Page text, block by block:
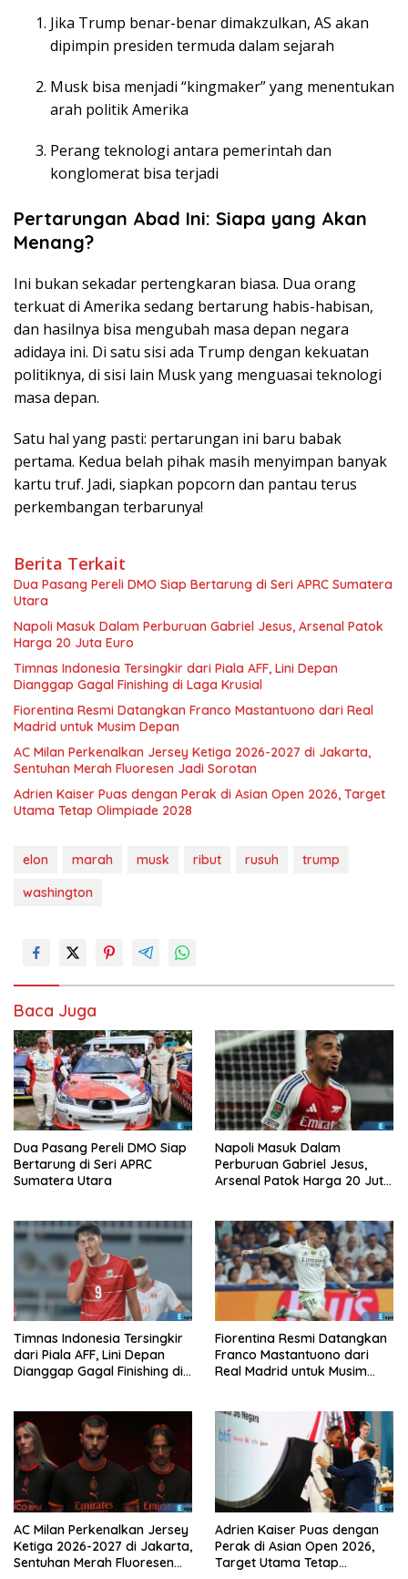
Jika Trump benar-benar dimakzulkan, AS akan
dipimpin presiden termuda dalam sejarah
Musk bisa menjadi “kingmaker” yang menentukan
arah politik Amerika
Perang teknologi antara pemerintah dan
konglomerat bisa terjadi
Pertarungan Abad Ini: Siapa yang Akan
Menang?
Ini bukan sekadar pertengkaran biasa. Dua orang
terkuat di Amerika sedang bertarung habis-habisan,
dan hasilnya bisa mengubah masa depan negara
adidaya ini. Di satu sisi ada Trump dengan kekuatan
politiknya, di sisi lain Musk yang menguasai teknologi
masa depan.
Satu hal yang pasti: pertarungan ini baru babak
pertama. Kedua belah pihak masih menyimpan banyak
kartu truf. Jadi, siapkan popcorn dan pantau terus
perkembangan terbarunya!
Berita Terkait
Dua Pasang Pereli DMO Siap Bertarung di Seri APRC Sumatera
Utara
Napoli Masuk Dalam Perburuan Gabriel Jesus, Arsenal Patok
Harga 20 Juta Euro
Timnas Indonesia Tersingkir dari Piala AFF, Lini Depan
Dianggap Gagal Finishing di Laga Krusial
Fiorentina Resmi Datangkan Franco Mastantuono dari Real
Madrid untuk Musim Depan
AC Milan Perkenalkan Jersey Ketiga 2026-2027 di Jakarta,
Sentuhan Merah Fluoresen Jadi Sorotan
Adrien Kaiser Puas dengan Perak di Asian Open 2026, Target
Utama Tetap Olimpiade 2028
elon marah musk ribut rusuh
trump
washington
Baca Juga
Dua Pasang Pereli DMO Siap
Bertarung di Seri APRC
Sumatera Utara
Napoli Masuk Dalam
Perburuan Gabriel Jesus,
Arsenal Patok Harga 20 Juta
Timnas Indonesia Tersingkir
dari Piala AFF, Lini Depan
Dianggap Gagal Finishing di
Fiorentina Resmi Datangkan
Franco Mastantuono dari
Real Madrid untuk Musim
AC Milan Perkenalkan Jersey
Ketiga 2026-2027 di Jakarta,
Sentuhan Merah Fluoresen
Adrien Kaiser Puas dengan
Perak di Asian Open 2026,
Target Utama Tetap